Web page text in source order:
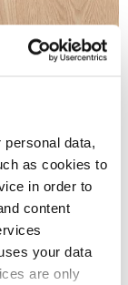
personal data,
as cookies to
in order to
content
your data
are only
BEIGE